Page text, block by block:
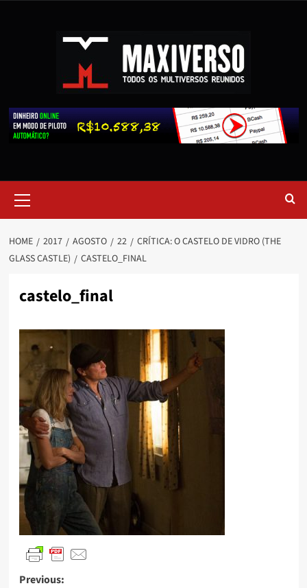
HOME 2017 AGOSTO 22
CRÍTICA: O CASTELO DE VIDRO (THE
GLASS CASTLE)
CASTELO_FINAL
castelo_final
Previous: